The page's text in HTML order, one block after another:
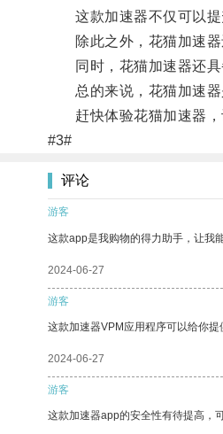
这款加速器不仅可以提
除此之外，花猫加速器
同时，花猫加速器还具
总的来说，花猫加速器
赶快体验花猫加速器，
#3#
评论
游客
这款app是我购物的得力助手，让我
2024-06-27
游客
这款加速器VPM应用程序可以给你提
2024-06-27
游客
这款加速器app的安全性有待提高，